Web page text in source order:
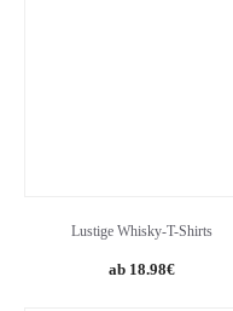
Lustige Whisky-T-Shirts
18.98€